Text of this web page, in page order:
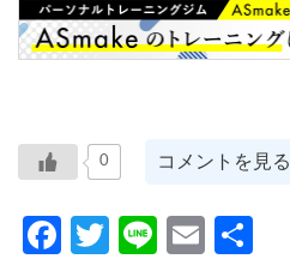
0 コメントを見る
Facebook
Twitter
LineEmail